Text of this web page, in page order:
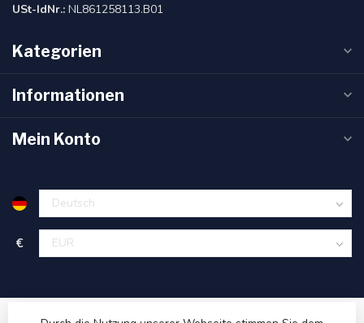
USt-IdNr.: NL861258113.B01
Kategorien
Informationen
Mein Konto
€